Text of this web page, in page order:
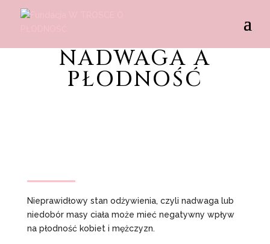
NADWAGA A
PŁODNOŚĆ
Nieprawidłowy stan odżywienia, czyli nadwaga lub
niedobór masy ciała może mieć negatywny wpływ
na płodność kobiet i mężczyzn.